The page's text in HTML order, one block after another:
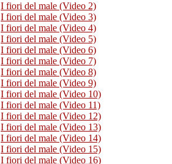
I fiori del male (Video 2)
I fiori del male (Video 3)
I fiori del male (Video 4)
I fiori del male (Video 5)
I fiori del male (Video 6)
I fiori del male (Video 7)
I fiori del male (Video 8)
I fiori del male (Video 9)
I fiori del male (Video 10)
I fiori del male (Video 11)
I fiori del male (Video 12)
I fiori del male (Video 13)
I fiori del male (Video 14)
I fiori del male (Video 15)
I fiori del male (Video 16)